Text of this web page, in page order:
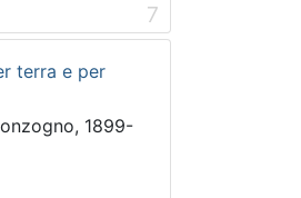
7
terra e per
1899-